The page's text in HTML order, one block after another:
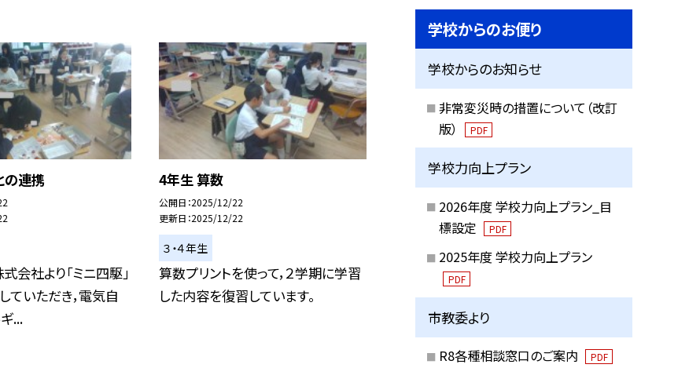
の連携
会社より「ミニ四駆」
ていただき，電気自
...
4年生 算数
公開日 2025/12/22
更新日 2025/12/22
３・４年生
算数プリントを使って，２学期に学習
した内容を復習しています。
学校からのお便り
学校からのお知らせ
非常変災時の措置について（改訂
版）
PDF
学校力向上プラン
2026年度 学校力向上プラン_目
標設定
PDF
2025年度 学校力向上プラン
PDF
市教委より
R8各種相談窓口のご案内 PDF